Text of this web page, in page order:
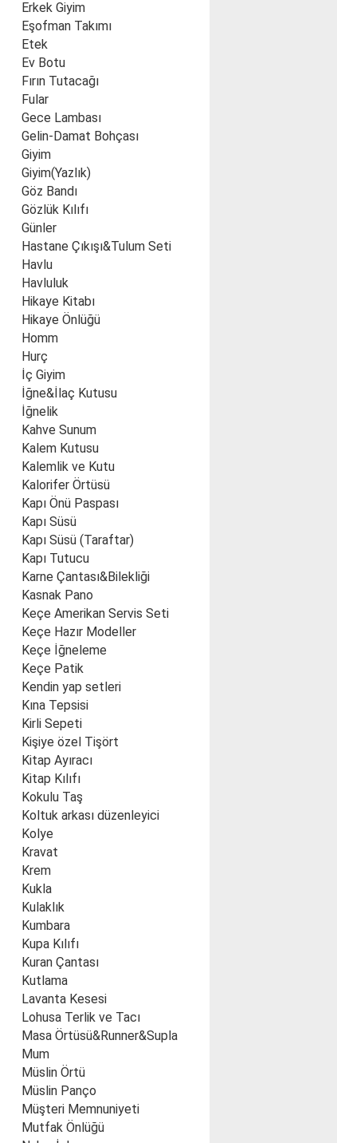
Erkek Giyim
Eşofman Takımı
Etek
Ev Botu
Fırın Tutacağı
Fular
Gece Lambası
Gelin-Damat Bohçası
Giyim
Giyim(Yazlık)
Göz Bandı
Gözlük Kılıfı
Günler
Hastane Çıkışı&Tulum Seti
Havlu
Havluluk
Hikaye Kitabı
Hikaye Önlüğü
Homm
Hurç
İç Giyim
İğne&İlaç Kutusu
İğnelik
Kahve Sunum
Kalem Kutusu
Kalemlik ve Kutu
Kalorifer Örtüsü
Kapı Önü Paspası
Kapı Süsü
Kapı Süsü (Taraftar)
Kapı Tutucu
Karne Çantası&Bilekliği
Kasnak Pano
Keçe Amerikan Servis Seti
Keçe Hazır Modeller
Keçe İğneleme
Keçe Patik
Kendin yap setleri
Kına Tepsisi
Kirli Sepeti
Kişiye özel Tişört
Kitap Ayıracı
Kitap Kılıfı
Kokulu Taş
Koltuk arkası düzenleyici
Kolye
Kravat
Krem
Kukla
Kulaklık
Kumbara
Kupa Kılıfı
Kuran Çantası
Kutlama
Lavanta Kesesi
Lohusa Terlik ve Tacı
Masa Örtüsü&Runner&Supla
Mum
Müslin Örtü
Müslin Panço
Müşteri Memnuniyeti
Mutfak Önlüğü